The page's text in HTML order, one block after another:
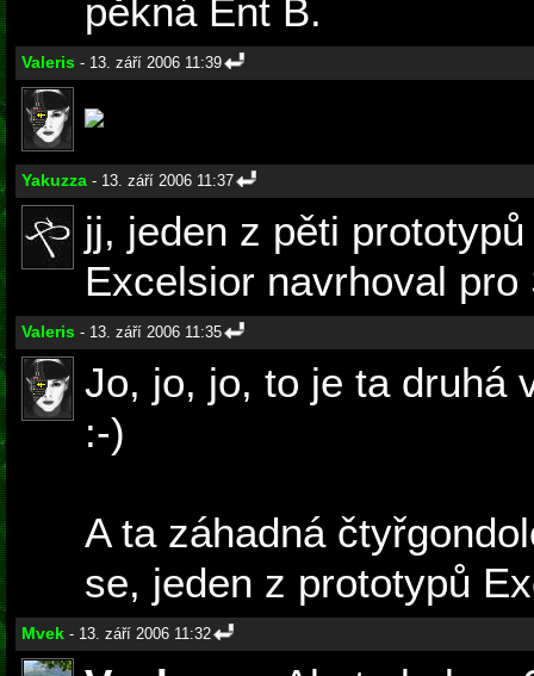
pěkná Ent B.
Valeris - 13. září 2006 11:39
Yakuzza - 13. září 2006 11:37
jj, jeden z pěti
Excelsior navrhoval
Valeris - 13. září 2006 11:35
Jo, jo, jo, to je ta druhá
:-)
A ta záhadná
se, jeden z prototypů
Mvek - 13. září 2006 11:32